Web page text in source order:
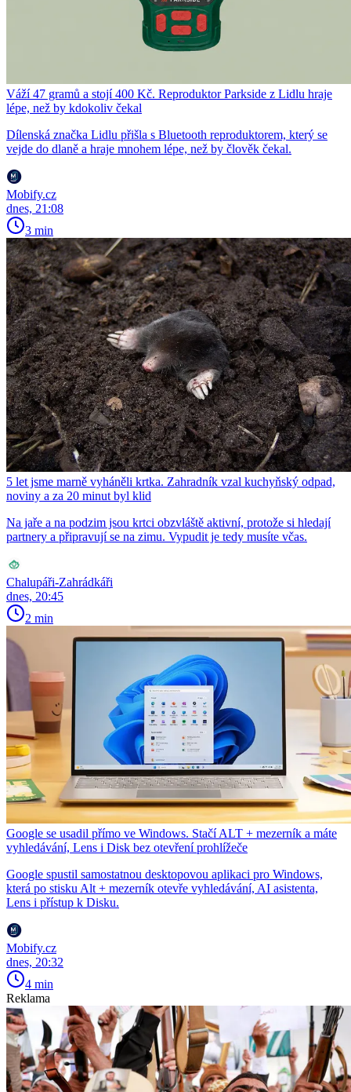
Váží 47 gramů a stojí 400 Kč. Reproduktor Parkside z Lidlu hraje
lépe, než by kdokoliv čekal
Dílenská značka Lidlu přišla s Bluetooth reproduktorem, který se
vejde do dlaně a hraje mnohem lépe, než by člověk čekal.
Mobify.cz
dnes, 21:08
3 min
5 let jsme marně vyháněli krtka. Zahradník vzal kuchyňský odpad,
noviny a za 20 minut byl klid
Na jaře a na podzim jsou krtci obzvláště aktivní, protože si hledají
partnery a připravují se na zimu. Vypudit je tedy musíte včas.
Chalupáři-Zahrádkáři
dnes, 20:45
2 min
Google se usadil přímo ve Windows. Stačí ALT + mezerník a máte
vyhledávání, Lens i Disk bez otevření prohlížeče
Google spustil samostatnou desktopovou aplikaci pro Windows,
která po stisku Alt + mezerník otevře vyhledávání, AI asistenta,
Lens i přístup k Disku.
Mobify.cz
dnes, 20:32
4 min
Reklama